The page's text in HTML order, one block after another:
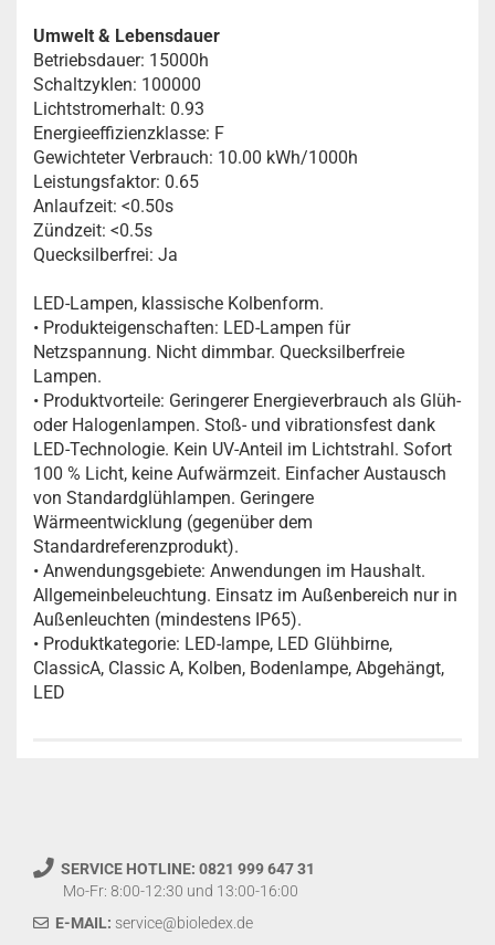
Umwelt & Lebensdauer
Betriebsdauer: 15000h
Schaltzyklen: 100000
Lichtstromerhalt: 0.93
Energieeffizienzklasse: F
Gewichteter Verbrauch: 10.00 kWh/1000h
Leistungsfaktor: 0.65
Anlaufzeit: <0.50s
Zündzeit: <0.5s
Quecksilberfrei: Ja
LED-Lampen, klassische Kolbenform.
• Produkteigenschaften: LED-Lampen für
Netzspannung. Nicht dimmbar. Quecksilberfreie
Lampen.
• Produktvorteile: Geringerer Energieverbrauch als Glüh-
oder Halogenlampen. Stoß- und vibrationsfest dank
LED-Technologie. Kein UV-Anteil im Lichtstrahl. Sofort
100 % Licht, keine Aufwärmzeit. Einfacher Austausch
von Standardglühlampen. Geringere
Wärmeentwicklung (gegenüber dem
Standardreferenzprodukt).
• Anwendungsgebiete: Anwendungen im Haushalt.
Allgemeinbeleuchtung. Einsatz im Außenbereich nur in
Außenleuchten (mindestens IP65).
• Produktkategorie: LED-lampe, LED Glühbirne,
ClassicA, Classic A, Kolben, Bodenlampe, Abgehängt,
LED
SERVICE HOTLINE: 0821 999 647 31
Mo-Fr: 8:00-12:30 und 13:00-16:00
E-MAIL: service@bioledex.de